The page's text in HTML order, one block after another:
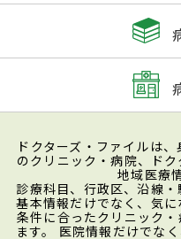
ドクターズ・ファイルは
のクリニック・病院、ド
地域医療
診療科目、行政区、沿線
基本情報だけでなく、気
条件に合ったクリニック
ます。 医院情報だけでな